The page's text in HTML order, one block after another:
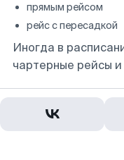
прямым рейсом
рейс с пересадкой
Иногда в
чартерные рейсы и